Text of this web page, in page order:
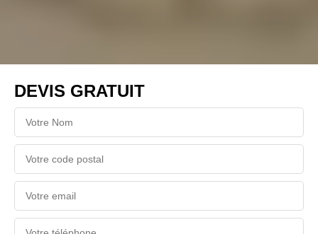
DEVIS GRATUIT